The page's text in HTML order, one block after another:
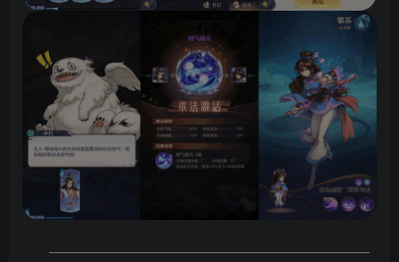
————————————————————————